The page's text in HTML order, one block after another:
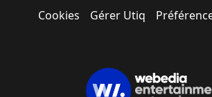
Cookies Gérer Utiq